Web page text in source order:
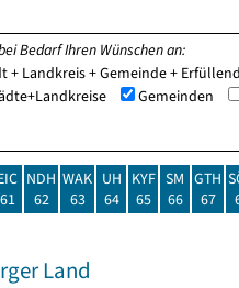
Bedarf Ihren Wünschen an:
+ Landkreis + Gemeinde +
Gemeinden
61
NDH
62
WAK
63
UH
64
KYF
65
SM
66
GTH
67
Land